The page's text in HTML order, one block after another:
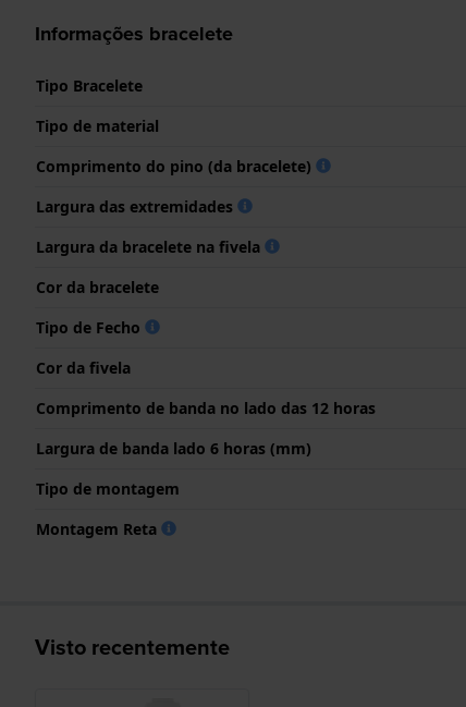
Informações bracelete
Tipo Bracelete
Tipo de material
Comprimento do pino (da bracelete)
Largura das extremidades
Largura da bracelete na fivela
Cor da bracelete
Tipo de Fecho
Cor da fivela
Comprimento de banda no lado das 12 horas
Largura de banda lado 6 horas (mm)
Tipo de montagem
Montagem Reta
Visto recentemente